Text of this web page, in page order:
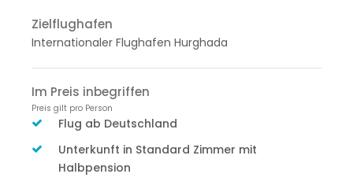
Zielflughafen
Internationaler Flughafen Hurghada
Im Preis inbegriffen
Preis gilt pro Person
Flug ab Deutschland
Unterkunft in Standard Zimmer mit
Halbpension